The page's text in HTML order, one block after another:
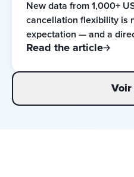
New data from 1,000+
cancellation flexibility is
expectation — and a
decisions.
Read the article
Voir